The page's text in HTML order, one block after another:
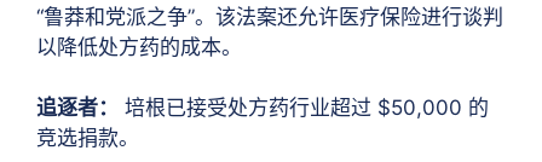
“鲁莽和党派之争”。该法案还允许医疗保险进行谈判
以降低处方药的成本。
追逐者：
培根已接受处方药行业超过 $50,000 的
竞选捐款。